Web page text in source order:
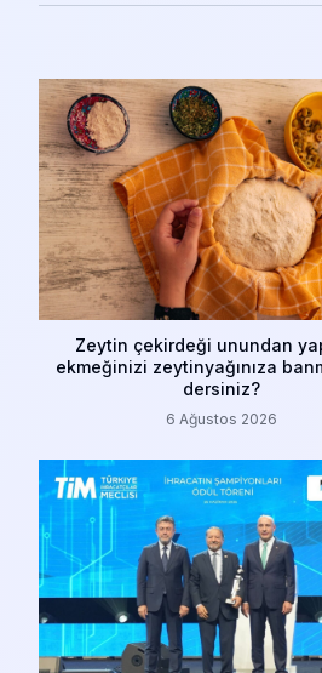
Zeytin çekirdeği unundan
ekmeğinizi zeytinyağınıza
dersiniz?
6 Ağustos 2026